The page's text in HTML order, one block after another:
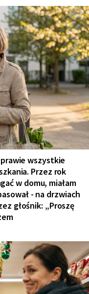
wszystkie
Przez rok
w domu, miałam
- na drzwiach
głośnik: „Proszę